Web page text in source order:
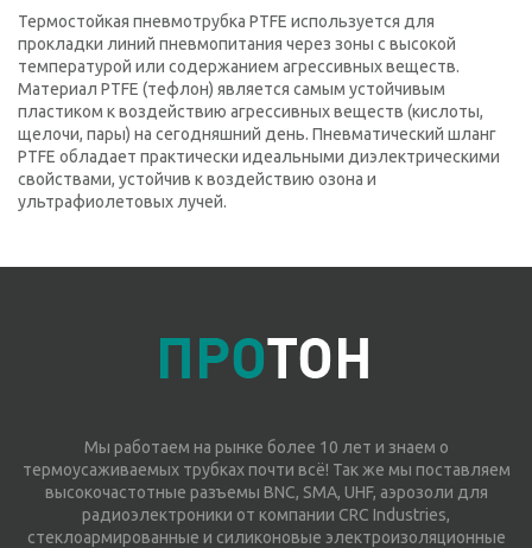
Термостойкая пневмотрубка PTFE используется для
прокладки линий пневмопитания через зоны с высокой
температурой или содержанием агрессивных веществ.
Материал PTFE (тефлон) является самым устойчивым
пластиком к воздействию агрессивных веществ (кислоты,
щелочи, пары) на сегодняшний день. Пневматический шланг
PTFE обладает практически идеальными диэлектрическими
свойствами, устойчив к воздействию озона и
ультрафиолетовых лучей.
Мы работаем на рынке более 10 лет и знаем о
термоусаживаемых трубках почти всё! Так же мы поставляем
высокочастотные разъемы BNC, SMA, UHF, аэрозоли для
радиоэлектроники от компании CRC Industries,
стеклоармированные и силиконовые электроизоляционные